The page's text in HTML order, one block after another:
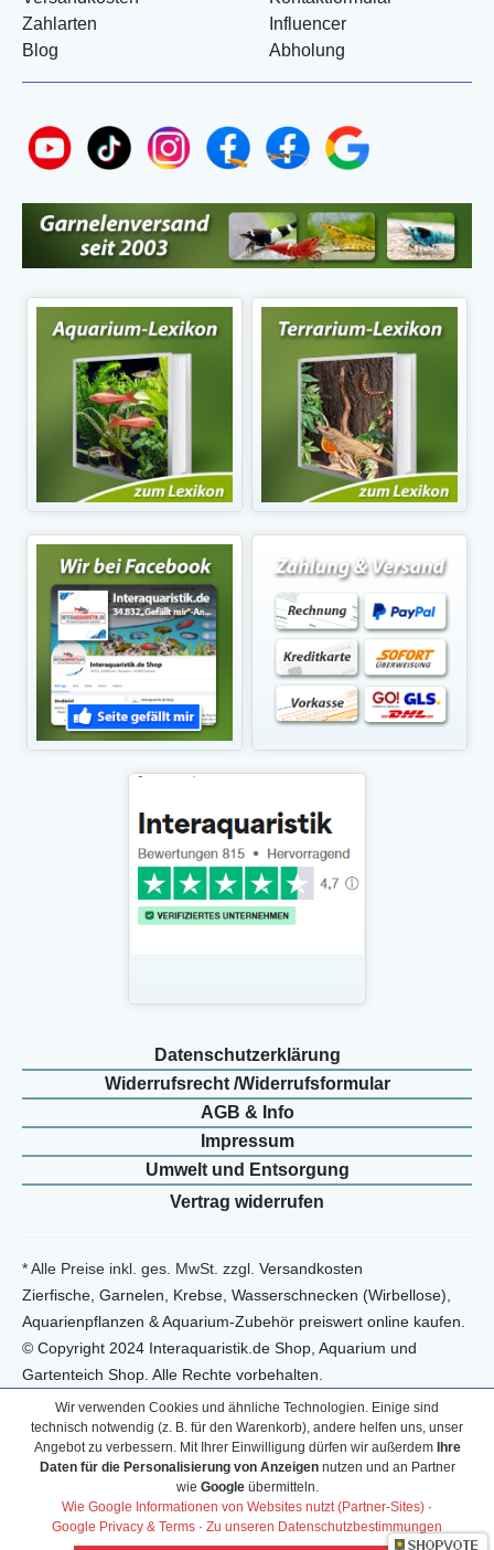
Zahlarten
Blog
Influencer
Abholung
Daten­schutz­erklärung
Widerrufs­recht /Widerrufs­formular
AGB & Info
Impressum
Umwelt und Entsorgung
Vertrag widerrufen
* Alle Preise inkl. ges. MwSt. zzgl. Versandkosten
Zierfische, Garnelen, Krebse, Wasserschnecken (Wirbellose),
Aquarienpflanzen & Aquarium-Zubehör preiswert online kaufen.
© Copyright 2024 Interaquaristik.de Shop, Aquarium und
Gartenteich Shop. Alle Rechte vorbehalten.
Wir verwenden Cookies und ähnliche Technologien. Einige sind
technisch notwendig (z. B. für den Warenkorb), andere helfen uns, unser
Angebot zu verbessern. Mit Ihrer Einwilligung dürfen wir außerdem Ihre
Daten für die Personalisierung von Anzeigennutzen und an Partner
wie Googleübermitteln.
Wie Google Informationen von Websites nutzt (Partner-Sites) ·
Google Privacy & Terms · Zu unseren Datenschutzbestimmungen